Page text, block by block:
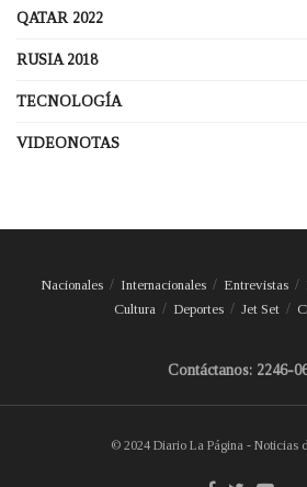
QATAR 2022
RUSIA 2018
TECNOLOGÍA
VIDEONOTAS
Nacionales Internacionales Entrevistas
Cultura
Deportes Jet Set
Contáctanos: 2246-
© 2024 Diario La Página - Noticias